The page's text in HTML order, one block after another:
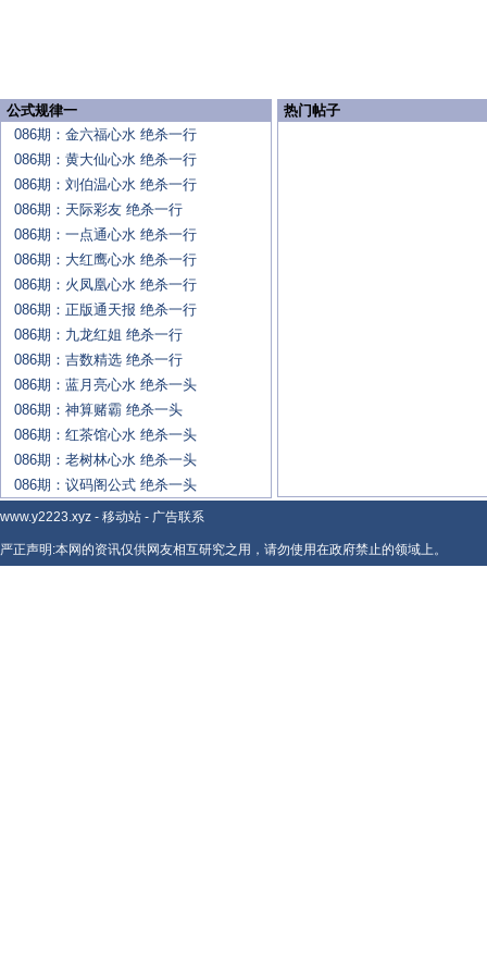
公式规律一
086期：金六福心水 绝杀一行
086期：黄大仙心水 绝杀一行
086期：刘伯温心水 绝杀一行
086期：天际彩友 绝杀一行
086期：一点通心水 绝杀一行
086期：大红鹰心水 绝杀一行
086期：火凤凰心水 绝杀一行
086期：正版通天报 绝杀一行
086期：九龙红姐 绝杀一行
086期：吉数精选 绝杀一行
086期：蓝月亮心水 绝杀一头
086期：神算赌霸 绝杀一头
086期：红茶馆心水 绝杀一头
086期：老树林心水 绝杀一头
086期：议码阁公式 绝杀一头
热门帖子
www.y2223.xyz - 移动站 - 广告联系
严正声明:本网的资讯仅供网友相互研究之用，请勿使用在政府禁止的领域上。